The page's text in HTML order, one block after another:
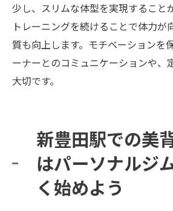
少し、スリムな体型を実現すること
トレーニングを続けることで体力が
質も向上します。モチベーションを
ーナーとのコミュニケーションや、
大切です。
新豊田駅での美
はパーソナルジ
く始めよう